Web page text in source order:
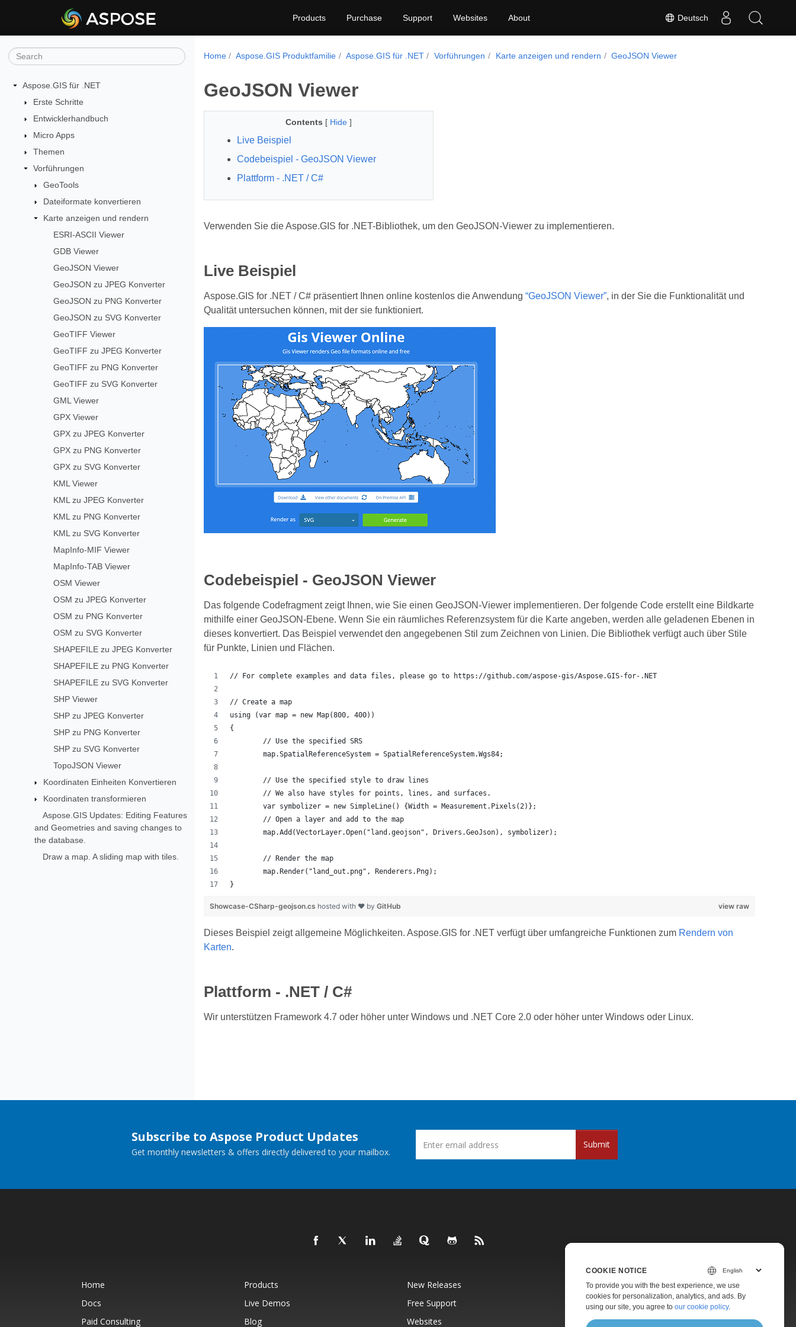
Deutsch
Products Purchase Support Websites About
Aspose.GIS für .NET
Erste Schritte
Entwicklerhandbuch
Micro Apps
Themen
Vorführungen
GeoTools
Dateiformate konvertieren
Karte anzeigen und rendern
ESRI-ASCII Viewer
GDB Viewer
GeoJSON Viewer
GeoJSON zu JPEG Konverter
GeoJSON zu PNG Konverter
GeoJSON zu SVG Konverter
GeoTIFF Viewer
GeoTIFF zu JPEG Konverter
GeoTIFF zu PNG Konverter
GeoTIFF zu SVG Konverter
GML Viewer
GPX Viewer
GPX zu JPEG Konverter
GPX zu PNG Konverter
GPX zu SVG Konverter
KML Viewer
KML zu JPEG Konverter
KML zu PNG Konverter
KML zu SVG Konverter
MapInfo-MIF Viewer
MapInfo-TAB Viewer
OSM Viewer
OSM zu JPEG Konverter
OSM zu PNG Konverter
OSM zu SVG Konverter
SHAPEFILE zu JPEG Konverter
SHAPEFILE zu PNG Konverter
SHAPEFILE zu SVG Konverter
SHP Viewer
SHP zu JPEG Konverter
SHP zu PNG Konverter
SHP zu SVG Konverter
TopoJSON Viewer
Koordinaten Einheiten Konvertieren
Koordinaten transformieren
Aspose.GIS Updates: Editing Features
and Geometries and saving changes to
the database.
Draw a map. A sliding map with tiles.
Home Aspose.GIS Produktfamilie Aspose.GIS für .NET Vorführungen Karte anzeigen und rendern GeoJSON Viewer
GeoJSON Viewer
Contents [ Hide ]
Live Beispiel
Codebeispiel - GeoJSON Viewer
Plattform - .NET / C#
Verwenden Sie die Aspose.GIS for .NET-Bibliothek, um den GeoJSON-Viewer zu implementieren.
Live Beispiel
Aspose.GIS for .NET / C# präsentiert Ihnen online kostenlos die Anwendung “GeoJSON Viewer”, in der Sie die Funktionalität und
Qualität untersuchen können, mit der sie funktioniert.
Codebeispiel - GeoJSON Viewer
Das folgende Codefragment zeigt Ihnen, wie Sie einen GeoJSON-Viewer implementieren. Der folgende Code erstellt eine Bildkarte
mithilfe einer GeoJSON-Ebene. Wenn Sie ein räumliches Referenzsystem für die Karte angeben, werden alle geladenen Ebenen in
dieses konvertiert. Das Beispiel verwendet den angegebenen Stil zum Zeichnen von Linien. Die Bibliothek verfügt auch über Stile
für Punkte, Linien und Flächen.
// For complete examples and data files, please go to https://github.com/aspose-gis/Aspose.GIS-for-.NET
// Create a map
using (var map = new Map(800, 400))
{
	// Use the specified SRS
	map.SpatialReferenceSystem = SpatialReferenceSystem.Wgs84;
	// Use the specified style to draw lines
	// We also have styles for points, lines, and surfaces.
	var symbolizer = new SimpleLine() {Width = Measurement.Pixels(2)};
	// Open a layer and add to the map
	map.Add(VectorLayer.Open("land.geojson", Drivers.GeoJson), symbolizer);
	// Render the map
	map.Render("land_out.png", Renderers.Png);
}
view raw
Showcase-CSharp-geojson.cs hosted with ❤ by GitHub
Dieses Beispiel zeigt allgemeine Möglichkeiten. Aspose.GIS for .NET verfügt über umfangreiche Funktionen zum Rendern von
Karten.
Plattform - .NET / C#
Wir unterstützen Framework 4.7 oder höher unter Windows und .NET Core 2.0 oder höher unter Windows oder Linux.
Subscribe to Aspose Product Updates
Get monthly newsletters & offers directly delivered to your mailbox.
Submit
Home Products New Releases
Pricing
Docs
Live Demos Free Support
Paid Support
Paid Consulting
Blog Websites About
COOKIE NOTICE
To provide you with the best experience, we use
cookies for personalization, analytics, and ads. By
using our site, you agree to our cookie policy.